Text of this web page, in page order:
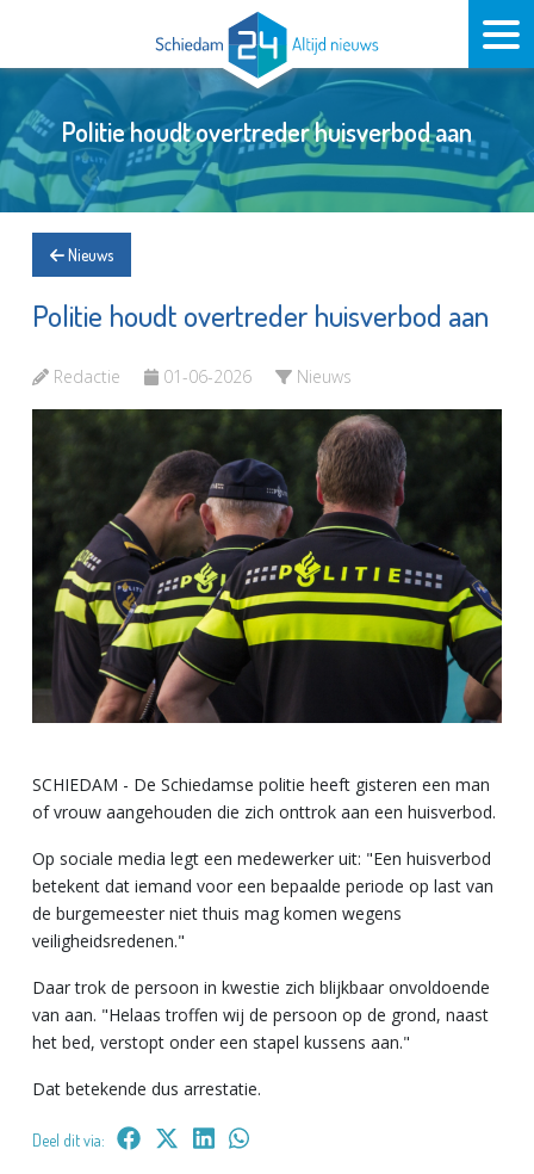
Politie houdt overtreder huisverbod aan
Nieuws
Politie houdt overtreder huisverbod aan
Redactie 01-06-2026 Nieuws
SCHIEDAM - De Schiedamse politie heeft gisteren een man
of vrouw aangehouden die zich onttrok aan een huisverbod.
Op sociale media legt een medewerker uit: "Een huisverbod
betekent dat iemand voor een bepaalde periode op last van
de burgemeester niet thuis mag komen wegens
veiligheidsredenen."
Daar trok de persoon in kwestie zich blijkbaar onvoldoende
van aan. "Helaas troffen wij de persoon op de grond, naast
het bed, verstopt onder een stapel kussens aan."
Dat betekende dus arrestatie.
Deel dit via: